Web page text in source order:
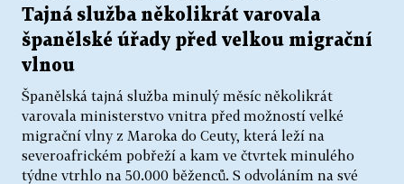
Tajná služba několikrát varovala
španělské úřady před velkou migrační
vlnou
Španělská tajná služba minulý měsíc několikrát
varovala ministerstvo vnitra před možností velké
migrační vlny z Maroka do Ceuty, která leží na
severoafrickém pobřeží a kam ve čtvrtek minulého
týdne vtrhlo na 50.000 běženců. S odvoláním na své